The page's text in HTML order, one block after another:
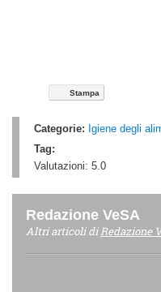
Stampa
Categorie: Igiene degli
Tag:
Valutazioni: 5.0
Redazione VeSA
Altri articoli diRedazione